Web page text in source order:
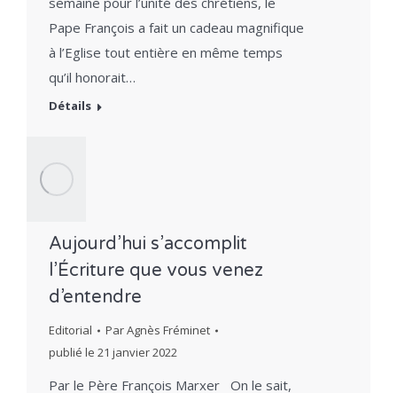
Pape François a fait un cadeau magnifique
à l’Eglise tout entière en même temps
qu’il honorait…
Détails
Aujourd’hui s’accomplit
l’Écriture que vous venez
d’entendre
Editorial ParAgnès Fréminet
publié le 21 janvier 2022
Par le Père François Marxer On le sait,